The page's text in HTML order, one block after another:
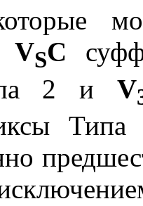
VSC
2 и V